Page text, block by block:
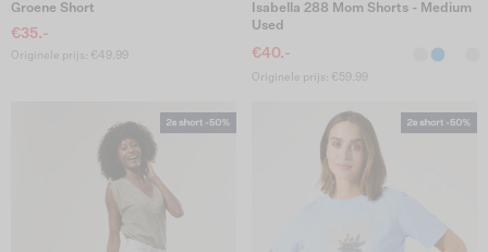
Groene Short
€35.-
Originele prijs: €49.99
Isabella 288 Mom Shorts - Medium
Used
€40.-
Originele prijs: €59.99